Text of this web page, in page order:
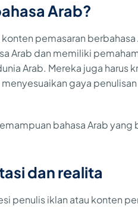
Arab?
pemasaran
Arab dan memiliki
Arab. Mereka juga
gaya
bahasa Arab
dan realita
penulis iklan atau konten